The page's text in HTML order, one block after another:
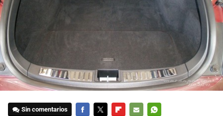
Sin comentarios